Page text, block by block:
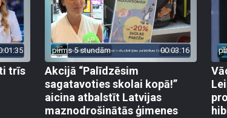
trīs
pirms 5 stundām 00:03:16
Akcijā “Palīdzēsim
sagatavoties skolai kopā!”
aicina atbalstīt Latvijas
maznodrošinātās ģimenes